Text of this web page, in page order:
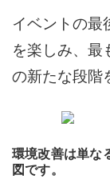
イベントの最
を楽しみ、最
の新たな段階
環境改善は単な
図です。